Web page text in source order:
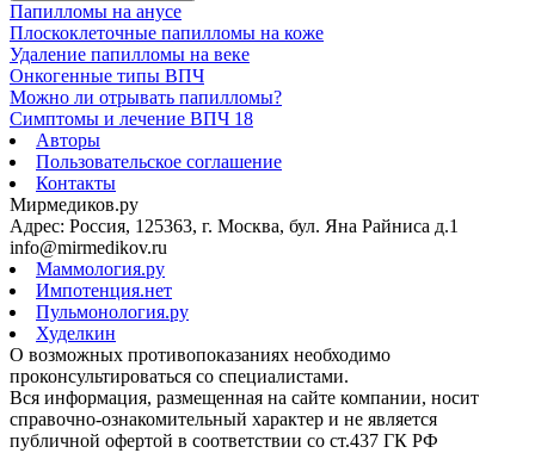
Папилломы на анусе
Плоскоклеточные папилломы на коже
Удаление папилломы на веке
Онкогенные типы ВПЧ
Можно ли отрывать папилломы?
Симптомы и лечение ВПЧ 18
Авторы
Пользовательское соглашение
Контакты
Мирмедиков.ру
Адрес: Россия, 125363, г. Москва, бул. Яна Райниса д.1
info@mirmedikov.ru
Маммология.ру
Импотенция.нет
Пульмонология.ру
Худелкин
О возможных противопоказаниях необходимо
проконсультироваться со специалистами.
Вся информация, размещенная на сайте компании, носит
справочно-ознакомительный характер и не является
публичной офертой в соответствии со ст.437 ГК РФ